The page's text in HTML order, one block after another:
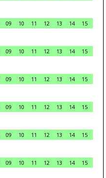
09 10 11 12 13 14
15
09 10 11 12 13 14
15
09 10 11 12 13 14
15
09 10 11 12 13 14
15
09 10 11 12 13 14
15
09 10 11 12 13 14
15